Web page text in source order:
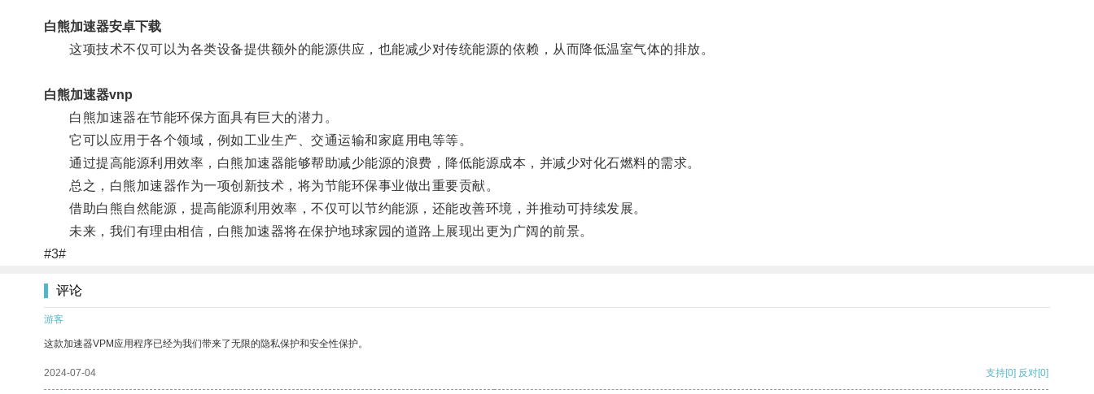
白熊加速器安卓下载
这项技术不仅可以为各类设备提供额外的能源供应，也能减少对传统能源的依赖，从而降低温室气体的排放。
白熊加速器vnp
白熊加速器在节能环保方面具有巨大的潜力。
它可以应用于各个领域，例如工业生产、交通运输和家庭用电等等。
通过提高能源利用效率，白熊加速器能够帮助减少能源的浪费，降低能源成本，并减少对化石燃料的需求。
总之，白熊加速器作为一项创新技术，将为节能环保事业做出重要贡献。
借助白熊自然能源，提高能源利用效率，不仅可以节约能源，还能改善环境，并推动可持续发展。
未来，我们有理由相信，白熊加速器将在保护地球家园的道路上展现出更为广阔的前景。
#3#
评论
游客
这款加速器VPM应用程序已经为我们带来了无限的隐私保护和安全性保护。
2024-07-04 支持[0] 反对[0]